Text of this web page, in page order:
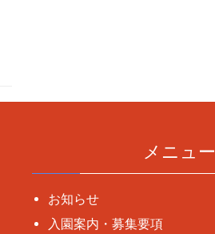
ビ
シ
ョ
ン
メニュー
お知らせ
入園案内・募集要項